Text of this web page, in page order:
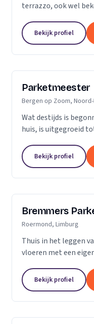
terrazzo, ook wel
is in principe te
Bekijk profiel
Parketmeester
Bergen op Zoom,
Wat destijds is
huis, is uitgegroeid
mogelijkheden op het
Bekijk profiel
Bremmers
Roermond, Limburg
Thuis in het leggen
vloeren met een
soorten laminaat en
Bekijk profiel